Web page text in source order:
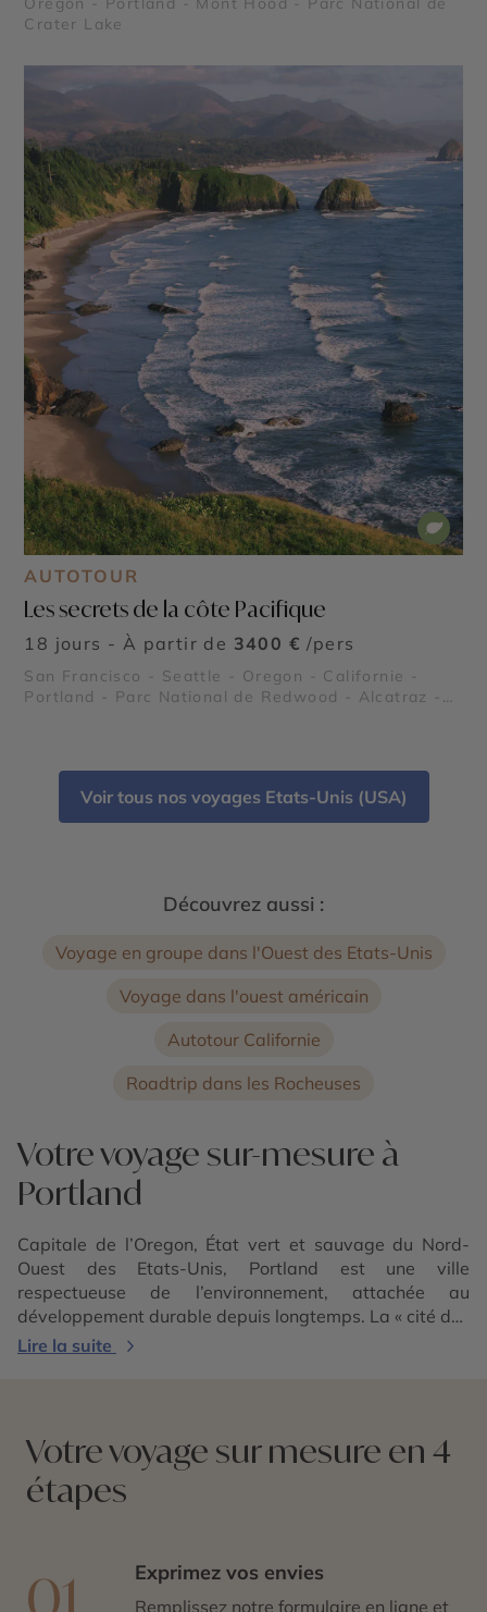
Crater Lake
AUTOTOUR
Les secrets de la côte Pacifique
18 jours - À partir de 3400 € /pers
San Francisco - Seattle - Oregon - Californie -
Portland - Parc National de Redwood - Alcatraz -
Voir tous nos voyages Etats-Unis (USA)
Découvrez aussi :
Voyage en groupe dans l'Ouest des Etats-Unis
Voyage dans l'ouest américain
Autotour Californie
Roadtrip dans les Rocheuses
Votre voyage sur-mesure à
Portland
Capitale de l’Oregon, État vert et sauvage du Nord-
Ouest des Etats-Unis, Portland est une ville
respectueuse de l’environnement, attachée au
développement durable depuis longtemps. La « cité des
roses » est aussi connue pour sa culture alternative et
inédites. Située entre océan et montagnes, elle est le
point de départ d’excursions dans la Columbia River
Gorge au fil de chutes d’eau spectaculaires. Poussez
jusqu’au mount Hood
vallée de la Willamette, avec ses vignobles réputés,
ses vergers et ses nombreuses fermes. Le parc national
Lire la suite
Votre voyage sur mesure en 4
étapes
01 Exprimez vos envies
Remplissez notre formulaire en ligne et